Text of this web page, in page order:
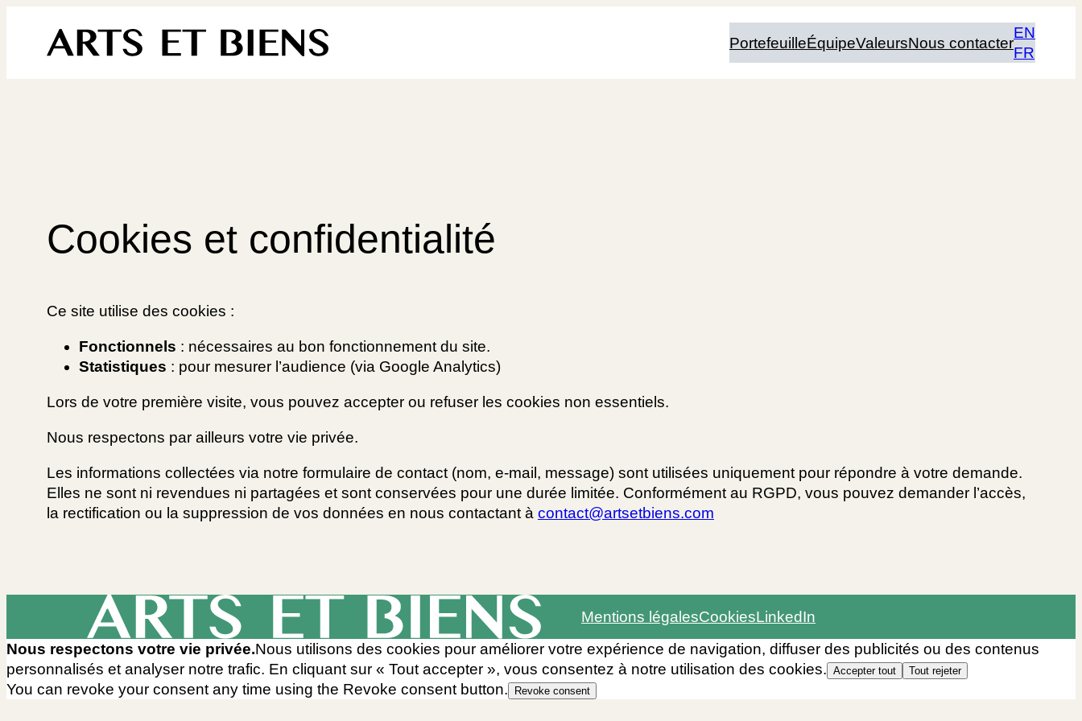
contenu
PortefeuilleÉquipeValeursNous contacter
EN
FR
Cookies et confidentialité
Ce site utilise des cookies :
Fonctionnels : nécessaires au bon fonctionnement du site.
Statistiques : pour mesurer l’audience (via Google Analytics)
Lors de votre première visite, vous pouvez accepter ou refuser les cookies non essentiels.
Nous respectons par ailleurs votre vie privée.
Les informations collectées via notre formulaire de contact (nom, e-mail, message) sont utilisées uniquement pour répondre à votre demande.
Elles ne sont ni revendues ni partagées et sont conservées pour une durée limitée. Conformément au RGPD, vous pouvez demander l’accès,
la rectification ou la suppression de vos données en nous contactant à contact@artsetbiens.com
Mentions légalesCookiesLinkedIn
Nous respectons votre vie privée.Nous utilisons des cookies pour améliorer votre expérience de navigation, diffuser des publicités ou des contenus
personnalisés et analyser notre trafic. En cliquant sur « Tout accepter », vous consentez à notre utilisation des cookies. Accepter tout Tout rejeter
You can revoke your consent any time using the Revoke consent button. Revoke consent